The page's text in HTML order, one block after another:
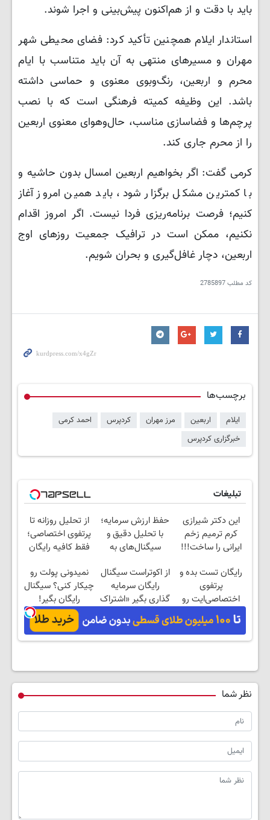
باید با دقت و از هم‌اکنون پیش‌بینی و اجرا شوند.
استاندار ایلام همچنین تأکید کرد: فضای محیطی شهر
مهران و مسیرهای منتهی به آن باید متناسب با ایام
محرم و اربعین، رنگ‌وبوی معنوی و حماسی داشته
باشد. این وظیفه کمیته فرهنگی است که با نصب
پرچم‌ها و فضاسازی مناسب، حال‌وهوای معنوی اربعین
را از محرم جاری کند.
کرمی گفت: اگر بخواهیم اربعین امسال بدون حاشیه و
با کمترین مشکل برگزار شود، باید همین امروز آغاز
کنیم؛ فرصت برنامه‌ریزی فردا نیست. اگر امروز اقدام
نکنیم، ممکن است در ترافیک جمعیت روزهای اوج
اربعین، دچار غافل‌گیری و بحران شویم.
کد مطلب2785897
برچسب‌ها
ایلام اربعین مرز مهران کردپرس
احمد کرمی
خبرگزاری کردپرس
تبلیغات
این دکتر شیرازی
کرم ترمیم زخم
ایرانی را ساخت!!!
حفظ ارزش سرمایه؛
با تحلیل دقیق و
سیگنال‌های به
از تحلیل روزانه تا
پرتفوی اختصاصی؛
فقط کافیه رایگان
رایگان تست بده و
پرتفوی
اختصاصی‌ایت رو
بساز!
از اکوتراست سیگنال
رایگان سرمایه
گذاری بگیر «اشتراک
رایگان»
نمیدونی پولت رو
چیکار کنی؟ سیگنال
رایگان بگیر!
نظر شما